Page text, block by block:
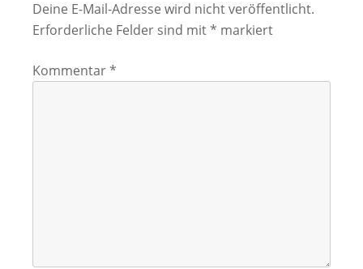
Deine E-Mail-Adresse wird nicht veröffentlicht.
Erforderliche Felder sind mit* markiert
Kommentar*